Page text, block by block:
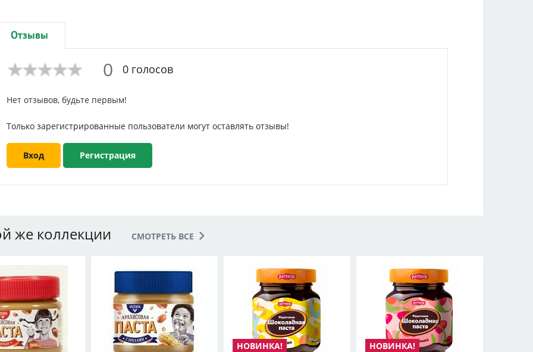
Отзывы
0 0 голосов
Нет отзывов, будьте первым!
Только зарегистрированные пользователи могут оставлять отзывы!
Вход Регистрация
же коллекции СМОТРЕТЬ ВСЕ